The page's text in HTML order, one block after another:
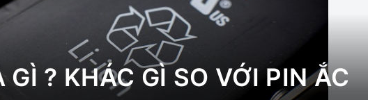
? KHÁC GÌ SO VỚI PIN ẮC